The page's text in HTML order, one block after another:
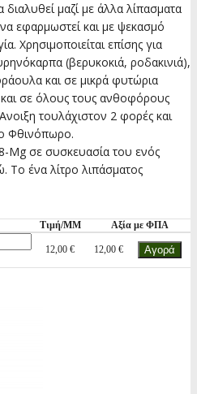
μαζί με άλλα λίπασματα
εφαρμωστεί και με ψεκασμό
Χρησιμοποιείται επίσης για
(βερυκοκιά, ροδακινιά),
και σε μικρά φυτώρια
σε όλους τους ανθοφόρους
τουλάχιστον 2 φορές και
Φθινόπωρο.
8-Mg σε συσκευασία του ενός
Το ένα λίτρο λιπάσματος
Τιμή/ΜΜ Αξία με ΦΠΑ
12,00 € 12,00 €